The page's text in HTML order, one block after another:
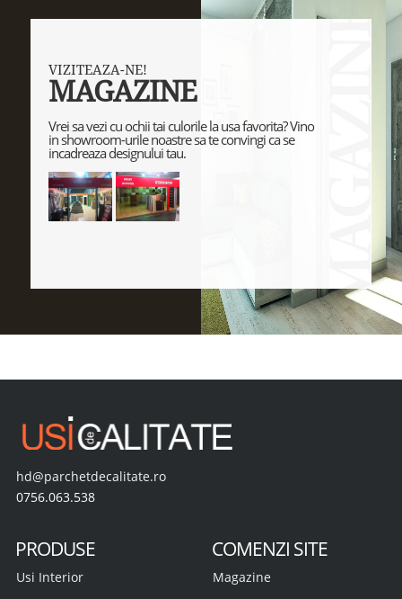
VIZITEAZA-NE!
MAGAZINE
Vrei sa vezi cu ochii tai culorile la usa favorita? Vino
in showroom-urile noastre sa te convingi ca se
incadreaza designului tau.
hd@parchetdecalitate.ro
0756.063.538
PRODUSE
Usi Interior
COMENZI SITE
Magazine